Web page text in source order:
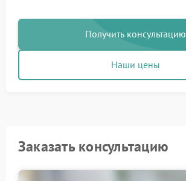
Получить консультацию
Наши цены
Заказать консультацию